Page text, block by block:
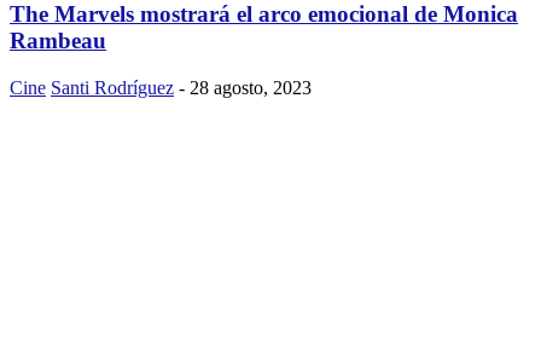
The Marvels mostrará el arco emocional de Monica
Rambeau
Cine Santi Rodríguez - 28 agosto, 2023